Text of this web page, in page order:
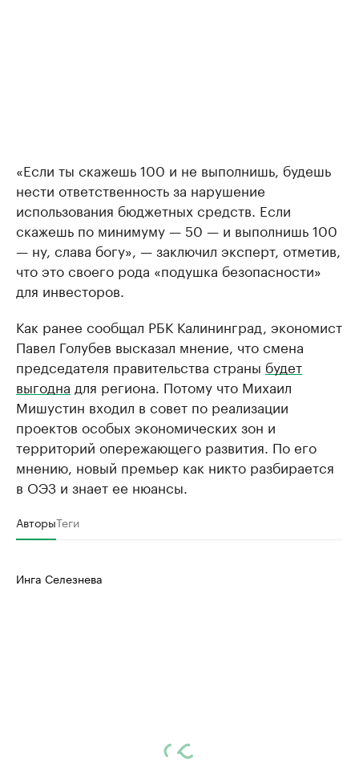
«Если ты скажешь 100 и не выполнишь, будешь
нести ответственность за нарушение
использования бюджетных средств. Если
скажешь по минимуму — 50 — и выполнишь 100
— ну, слава богу», — заключил эксперт, отметив,
что это своего рода «подушка безопасности»
для инвесторов.
Как ранее сообщал РБК Калининград, экономист
Павел Голубев высказал мнение, что смена
председателя правительства страны будет
выгодна для региона. Потому что Михаил
Мишустин входил в совет по реализации
проектов особых экономических зон и
территорий опережающего развития. По его
мнению, новый премьер как никто разбирается
в ОЭЗ и знает ее нюансы.
АвторыТеги
Инга Селезнева